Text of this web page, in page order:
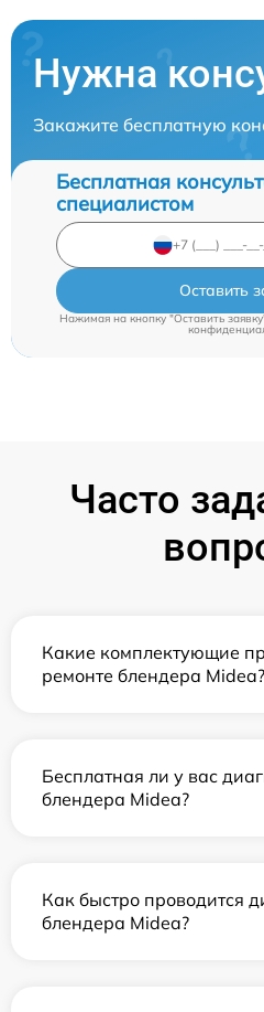
Нужна
Закажите бесплатную
Бесплатная
специалистом
Оставить
Нажимая на кнопку "Оставить
Часто
Какие комплектующие
ремонте блендера Midea?
Бесплатная ли у вас
блендера Midea?
Как быстро проводится
блендера Midea?